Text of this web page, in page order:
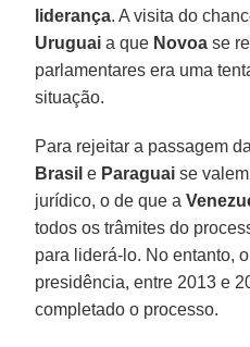
liderança. A visita do
Uruguai a que Novoa se
parlamentares era uma
situação.
Para rejeitar a passagem
Brasil e Paraguai se
jurídico, o de que a
todos os trâmites do
para liderá-lo. No entanto,
presidência, entre 2013 e
completado o processo.